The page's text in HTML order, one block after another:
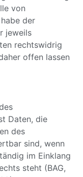
von
der
jeweils
rechtswidrig
offen lassen
Daten, die
des
sind, wenn
im Einklang
steht (BAG,